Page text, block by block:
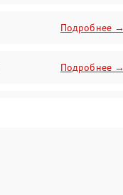
Подробнее →
Подробнее →